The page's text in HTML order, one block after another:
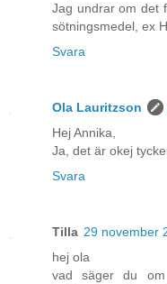
Jag undrar om det
sötningsmedel, ex
Svara
Ola Lauritzson
Hej Annika,
Ja, det är okej
Svara
Tilla 29 november
hej ola
vad säger du